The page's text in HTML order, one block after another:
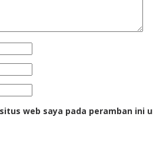
web saya pada peramban